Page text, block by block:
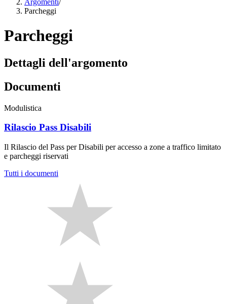
Argomenti/
Parcheggi
Parcheggi
Dettagli dell'argomento
Documenti
Modulistica
Rilascio Pass Disabili
Il Rilascio del Pass per Disabili per accesso a zone a traffico limitato
e parcheggi riservati
Tutti i documenti